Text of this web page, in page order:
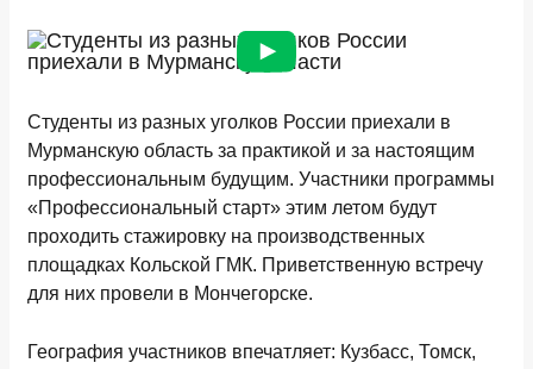
Студенты из разных уголков России приехали в
Мурманскую область за практикой и за настоящим
профессиональным будущим. Участники программы
«Профессиональный старт» этим летом будут
проходить стажировку на производственных
площадках Кольской ГМК. Приветственную встречу
для них провели в Мончегорске.
География участников впечатляет: Кузбасс, Томск,